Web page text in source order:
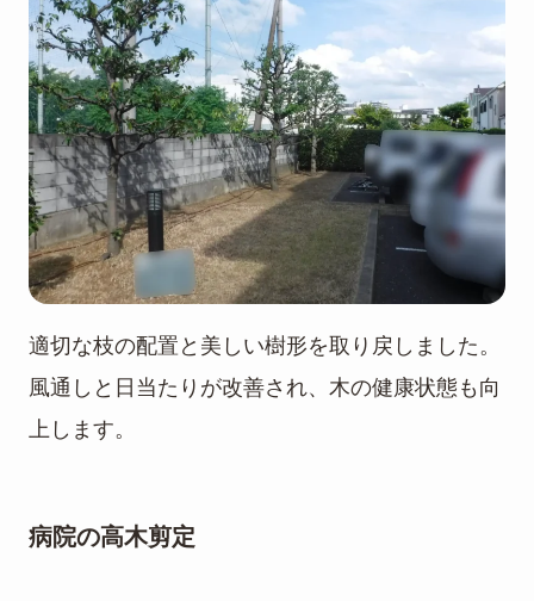
適切な枝の配置と美しい樹形を取り戻しました。
風通しと日当たりが改善され、木の健康状態も向
上します。
病院の高木剪定